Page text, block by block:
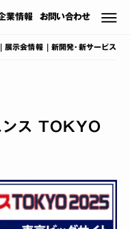
業情報 お問い合わせ
展示会情報 新開発･新サービス
ンス TOKYO